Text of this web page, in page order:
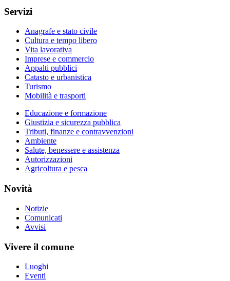
Servizi
Anagrafe e stato civile
Cultura e tempo libero
Vita lavorativa
Imprese e commercio
Appalti pubblici
Catasto e urbanistica
Turismo
Mobilità e trasporti
Educazione e formazione
Giustizia e sicurezza pubblica
Tributi, finanze e contravvenzioni
Ambiente
Salute, benessere e assistenza
Autorizzazioni
Agricoltura e pesca
Novità
Notizie
Comunicati
Avvisi
Vivere il comune
Luoghi
Eventi